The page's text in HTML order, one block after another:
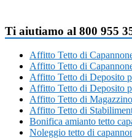
Ti aiutiamo al 800 955
Affitto Tetto di
Affitto Tetto di
Affitto Tetto di Deposito
Affitto Tetto di Deposito
Affitto Tetto di
Affitto Tetto di
Bonifica amianto tetto
Noleggio tetto di